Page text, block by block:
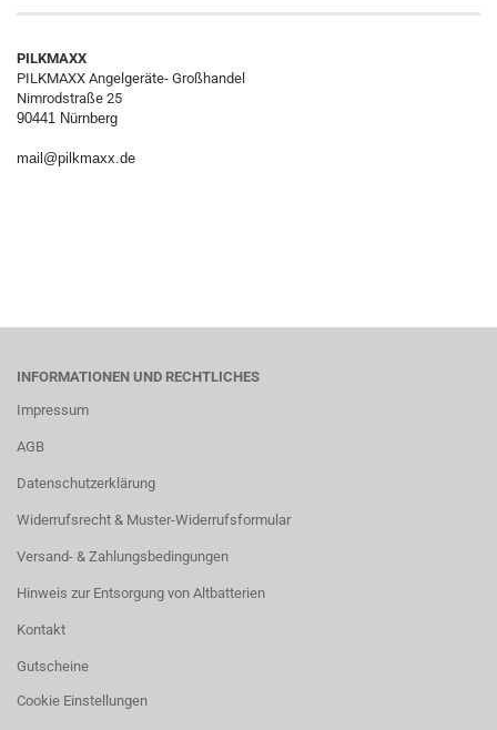
PILKMAXX
PILKMAXX Angelgeräte- Großhandel
Nimrodstraße 25
90441 Nürnberg
mail@pilkmaxx.de
INFORMATIONEN UND RECHTLICHES
Impressum
AGB
Datenschutzerklärung
Widerrufsrecht & Muster-Widerrufsformular
Versand- & Zahlungsbedingungen
Hinweis zur Entsorgung von Altbatterien
Kontakt
Gutscheine
Cookie Einstellungen